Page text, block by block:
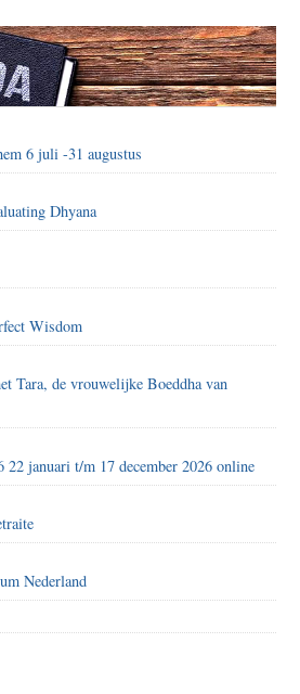
6 juli -31 augustus
Dhyana
Wisdom
Tara, de vrouwelijke Boeddha van
22 januari t/m 17 december 2026 online
Nederland